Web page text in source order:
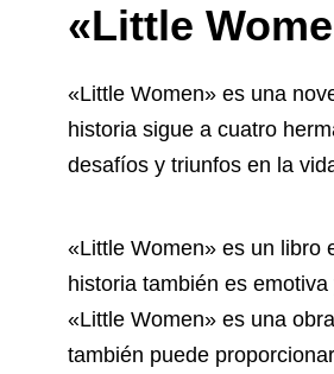
«Little
«Little Women» es una
historia sigue a cuatro
desafíos y triunfos en la
«Little Women» es un libro
historia también es
«Little Women» es una
también puede